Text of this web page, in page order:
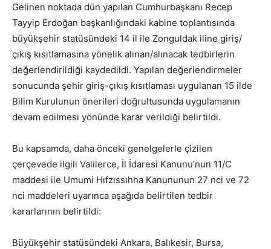
Gelinen noktada dün yapılan Cumhurbaşkanı Recep
Tayyip Erdoğan başkanlığındaki kabine toplantısında
büyükşehir statüsündeki 14 il ile Zonguldak iline giriş/
çıkış kısıtlamasına yönelik alınan/alınacak tedbirlerin
değerlendirildiği kaydedildi. Yapılan değerlendirmeler
sonucunda şehir giriş-çıkış kısıtlaması uygulanan 15 ilde
Bilim Kurulunun önerileri doğrultusunda uygulamanın
devam edilmesi yönünde karar verildiği belirtildi.
Bu kapsamda, daha önceki genelgelerle çizilen
çerçevede ilgili Valilerce, İl İdaresi Kanunu’nun 11/C
maddesi ile Umumi Hıfzıssıhha Kanununun 27 nci ve 72
nci maddeleri uyarınca aşağıda belirtilen tedbir
kararlarının belirtildi:
Büyükşehir statüsündeki Ankara, Balıkesir, Bursa,